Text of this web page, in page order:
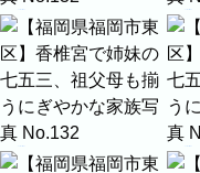
イベント
ネット予約
空き状況の確認か
いただけます。
撮影実績